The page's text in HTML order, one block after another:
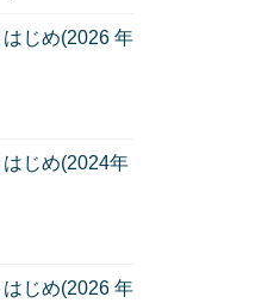
じめ(2026 年
じめ(2024年
じめ(2026 年